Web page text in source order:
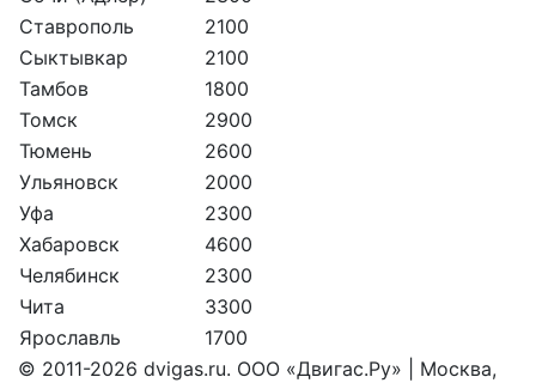
Ставрополь
2100
Сыктывкар
2100
Тамбов
1800
Томск
2900
Тюмень
2600
Ульяновск
2000
Уфа
2300
Хабаровск
4600
Челябинск
2300
Чита
3300
Ярославль
1700
© 2011-2026 dvigas.ru. ООО «Двигaс.Ру» | Москва,